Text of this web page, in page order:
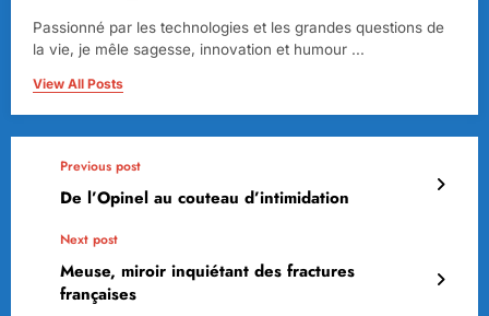
Passionné par les technologies et les grandes questions de
la vie, je mêle sagesse, innovation et humour ...
View All Posts
Previous post
De l’Opinel au couteau d’intimidation
Next post
Meuse, miroir inquiétant des fractures
françaises